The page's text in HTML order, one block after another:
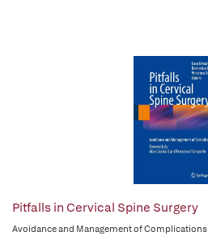
Pitfalls in Cervical Spine Surgery
Avoidance and Management of Complications